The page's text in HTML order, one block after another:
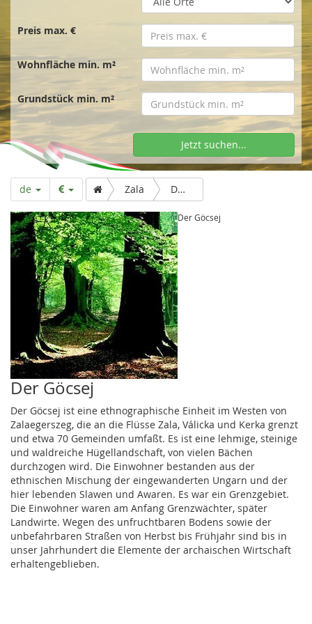
s
e
i
t
e
Preis max. €
Wohnfläche min. m²
Grundstück min. m²
Jetzt suchen...
de Zala Der Göcsej
Der Göcsej
Der Göcsej
Der Göcsej ist eine ethnographische Einheit im Westen von
Zalaegerszeg, die an die Flüsse Zala, Válicka und Kerka grenzt
und etwa 70 Gemeinden umfaßt. Es ist eine lehmige, steinige
und waldreiche Hügellandschaft, von vielen Bächen
durchzogen wird. Die Einwohner bestanden aus der
ethnischen Mischung der eingewanderten Ungarn und der
hier lebenden Slawen und Awaren. Es war ein Grenzgebiet.
Die Einwohner waren am Anfang Grenzwächter, später
Landwirte. Wegen des unfruchtbaren Bodens sowie der
unbefahrbaren Straßen von Herbst bis Frühjahr sind bis in
unser Jahrhundert die Elemente der archaischen Wirtschaft
erhaltengeblieben.